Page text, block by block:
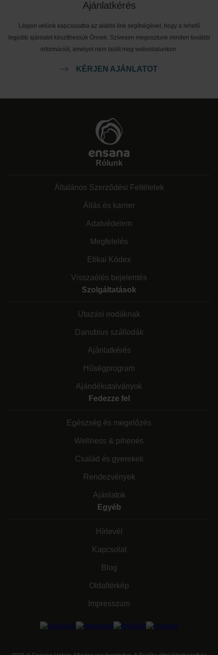
Ajánlatkérés
Lépjen velünk kapcsolatba az alábbi link segítségével, hogy a lehető
legjobb ajánlatot készíthessük Önnek. Szívesen megosztunk minden további
információt, amelyet nem talált meg weboldalunkon.
KÉRJEN AJÁNLATOT
Rólunk
Általános Szerződési Feltételek
Állás és karrier
Adatvédelem
Megfelelés
Etikai Kódex
Visszaélés bejelentés
Szolgáltatások
Utazási irodáknak
Danubius szállodák
Ajánlatkérés
Hűségprogram
Ajándékutalványok
Fedezze fel
Egészség és megelőzés
Wellness & pihenés
Család és gyerekek
Rendezvények
Ajánlatok
Egyéb
Hírlevél
Kapcsolat
Blog
Oldaltérkép
Impresszum